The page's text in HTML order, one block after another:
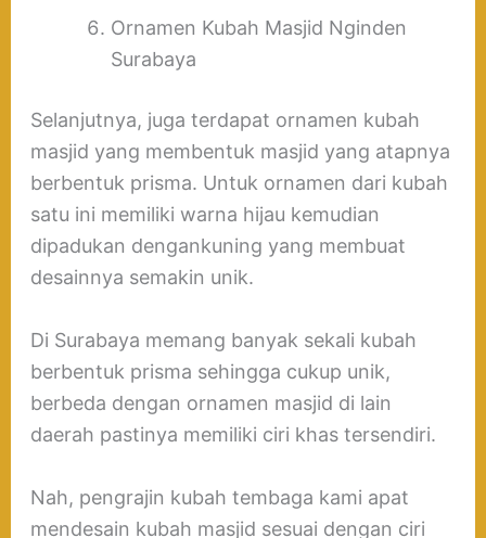
Ornamen Kubah Masjid Nginden
Surabaya
Selanjutnya, juga terdapat ornamen kubah
masjid yang membentuk masjid yang atapnya
berbentuk prisma. Untuk ornamen dari kubah
satu ini memiliki warna hijau kemudian
dipadukan dengankuning yang membuat
desainnya semakin unik.
Di Surabaya memang banyak sekali kubah
berbentuk prisma sehingga cukup unik,
berbeda dengan ornamen masjid di lain
daerah pastinya memiliki ciri khas tersendiri.
Nah, pengrajin kubah tembaga kami apat
mendesain kubah masjid sesuai dengan ciri